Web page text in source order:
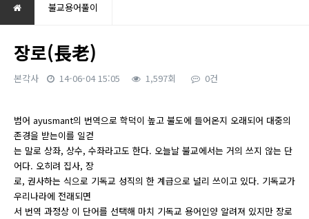
불교용어풀이
장로(長老)
본각사 14-06-04 15:05 1,597회 0건
범어 ayusmant의 번역으로 학덕이 높고 불도에 들어온지 오래되어 대중의
존경을 받는이를 일컫
는 말로 상좌, 상수, 수좌라고도 한다. 오늘날 불교에서는 거의 쓰지 않는 단
어다. 오히려 집사, 장
로, 권사하는 식으로 기독교 성직의 한 계급으로 널리 쓰이고 있다. 기독교가
우리나라에 전래되면
서 번역 과정상 이 단어를 선택해 마치 기독교 용어인양 알려져 있지만 장로